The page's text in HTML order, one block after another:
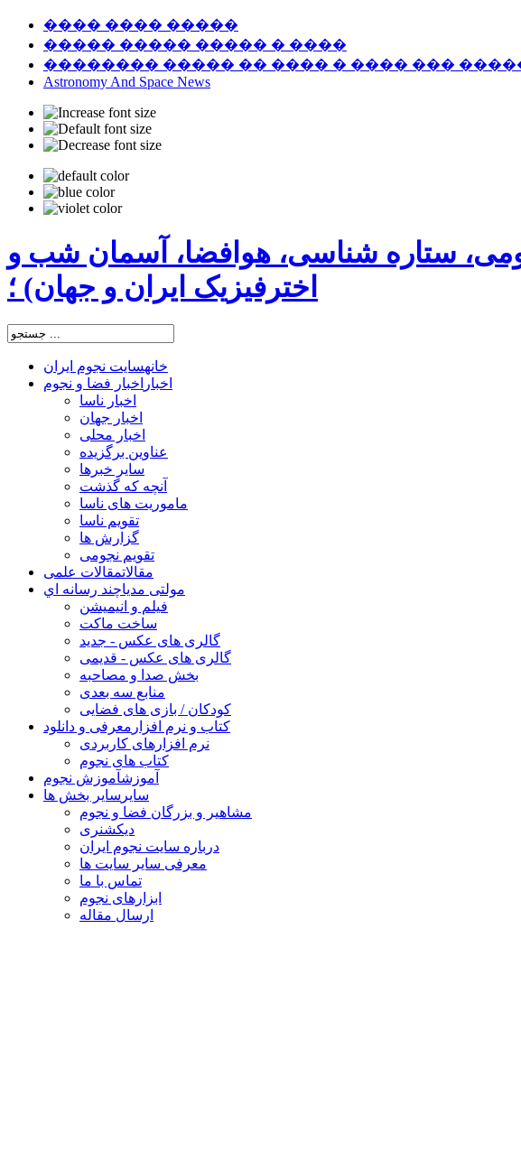
���� ���� �����
����� ����� ����� � ����
�������� ����� �� ���� � ���� ���
Astronomy And Space News
ستاره شناسی، هوافضا، آسمان شب و
اخترفیزیک ایران و جهان) ؛
خانهسایت نجوم ایران
اخبار اخبار فضا و نجوم
اخبار ناسا
اخبار جهان
اخبار محلی
عناوین برگزیده
سایر خبرها
آنچه که گذشت
ماموریت های ناسا
تقویم ناسا
گزارش ها
تقویم نجومی
مقالاتمقالات علمی
مولتی مدیاچند رسانه اي
فیلم و انیمیشن
ساخت ماکت
گالری های عکس - جدید
گالری های عکس - قدیمی
بخش صدا و مصاحبه
منابع سه بعدی
کودکان / بازی های فضایی
کتاب و نرم افزار معرفی و دانلود
نرم افزارهای کاربردی
کتاب های نجوم
آموزشآموزش نجوم
سایر سایر بخش ها
مشاهیر و بزرگان فضا و نجوم
دیکشنری
درباره سایت نجوم ایران
معرفی سایر سایت ها
تماس با ما
ابزارهای نجوم
ارسال مقاله